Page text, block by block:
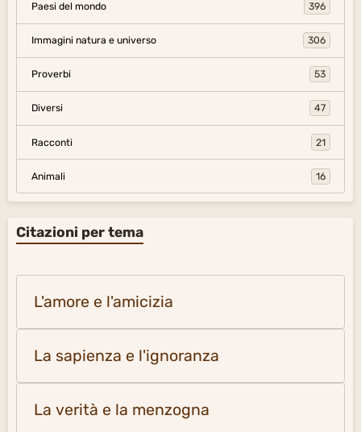
Paesi del mondo 396
Immagini natura e universo 306
Proverbi 53
Diversi 47
Racconti 21
Animali 16
Citazioni per tema
L'amore e l'amicizia
La sapienza e l'ignoranza
La verità e la menzogna